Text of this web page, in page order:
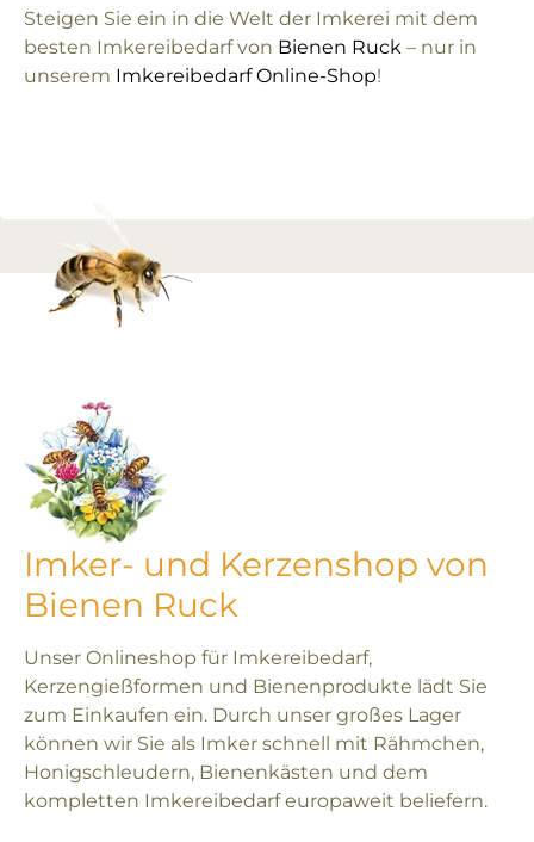
Steigen Sie ein in die Welt der Imkerei mit dem
besten Imkereibedarf von Bienen Ruck – nur in
unserem Imkereibedarf Online-Shop!
Imker- und Kerzenshop von
Bienen Ruck
Unser Onlineshop für Imkereibedarf,
Kerzengießformen und Bienenprodukte lädt Sie
zum Einkaufen ein. Durch unser großes Lager
können wir Sie als Imker schnell mit Rähmchen,
Honigschleudern, Bienenkästen und dem
kompletten Imkereibedarf europaweit beliefern.